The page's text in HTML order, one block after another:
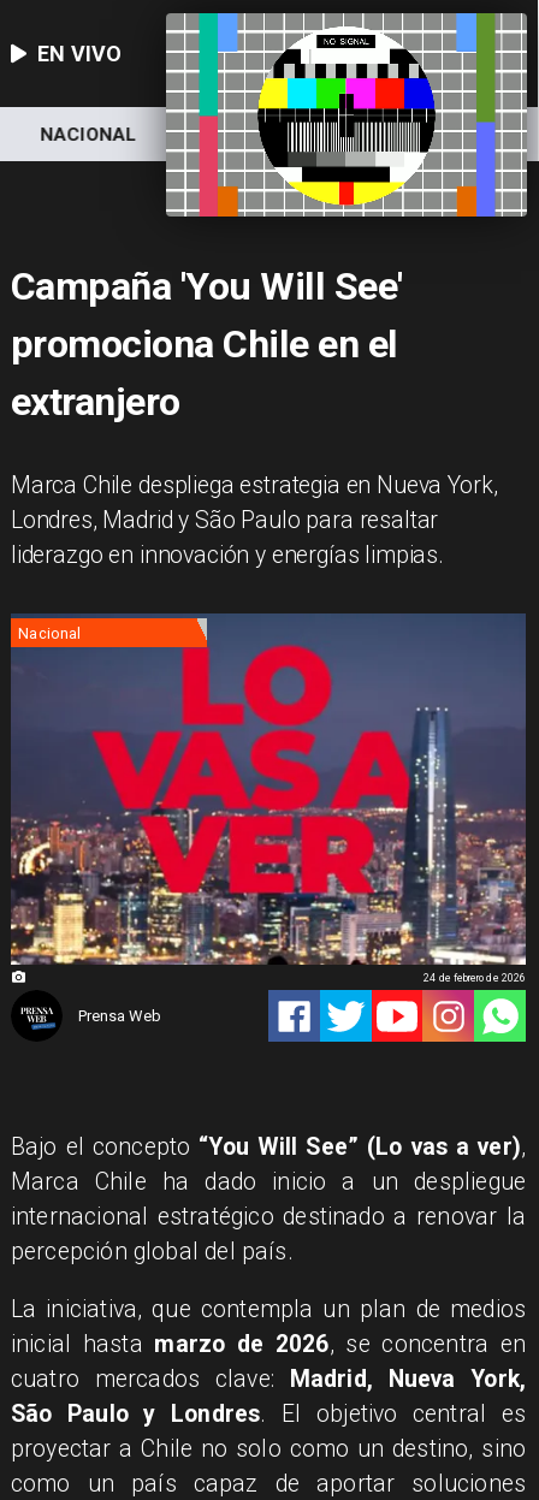
EN VIVO
NACIONAL DEPORTES ECONOMÍA
Campaña 'You Will See'
promociona Chile en el
extranjero
Marca Chile despliega estrategia en Nueva York,
Londres, Madrid y São Paulo para resaltar
liderazgo en innovación y energías limpias.
Nacional
Prensa Web
24 de febrero de 2026
Bajo el concepto “You Will See” (Lo vas a ver),
Marca Chile ha dado inicio a un despliegue
internacional estratégico destinado a renovar la
percepción global del país.
La iniciativa, que contempla un plan de medios
inicial hasta marzo de 2026, se concentra en
cuatro mercados clave:
Madrid, Nueva York,
São Paulo y Londres. El objetivo central es
proyectar a Chile no solo como un destino, sino
como un país capaz de aportar soluciones